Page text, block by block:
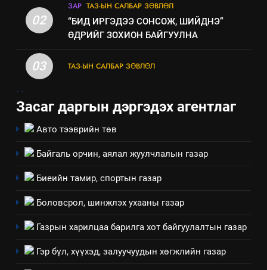
02
ЗАР ТАЗ-ЫН САЛБАР ЗӨВЛӨЛ
“БИД ИРГЭДЭЭ СОНСОЖ, ШИЙДНЭ”
ӨДРИЙГ ЗОХИОН БАЙГУУЛНА
03 ТАЗ-ЫН САЛБАР ЗӨВЛӨЛ
. .
Засаг даргын дэргэдэх агентлаг
Авто тээврийн төв
Байгаль орчин, аялал жуулчлалын газар
Биеийн тамир, спортын газар
Боловсрол, шинжлэх ухааны газар
Газрын харилцаа барилга хот байгуулалтын газар
Гэр бүл, хүүхэд, залуучуудын хөгжлийн газар
5
салбар зөвлөл” аяны хүрээнд
хэмжээний төлөвлөгөө
6
аудитын дүгнэлт
ИЛ ТОД БАЙДАЛ
Үйл ажиллагаандаа мөрдөж